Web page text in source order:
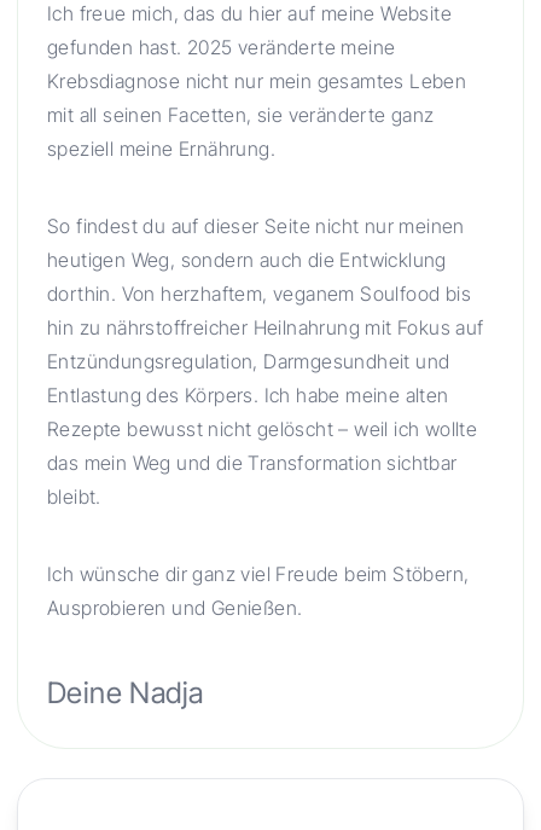
Ich freue mich, das du hier auf meine Website
gefunden hast. 2025 veränderte meine
Krebsdiagnose nicht nur mein gesamtes Leben
mit all seinen Facetten, sie veränderte ganz
speziell meine Ernährung.
So findest du auf dieser Seite nicht nur meinen
heutigen Weg, sondern auch die Entwicklung
dorthin. Von herzhaftem, veganem Soulfood bis
hin zu nährstoffreicher Heilnahrung mit Fokus auf
Entzündungsregulation, Darmgesundheit und
Entlastung des Körpers. Ich habe meine alten
Rezepte bewusst nicht gelöscht – weil ich wollte
das mein Weg und die Transformation sichtbar
bleibt.
Ich wünsche dir ganz viel Freude beim Stöbern,
Ausprobieren und Genießen.
Deine Nadja